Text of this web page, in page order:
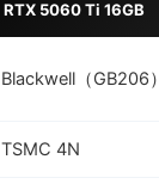
RTX 5060 Ti 16GB
Blackwell（GB206）
TSMC 4N